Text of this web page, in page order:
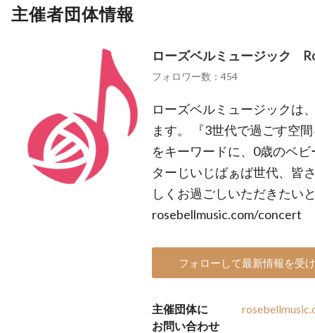
主催者団体情報
ローズベルミュージック
フォロワー数：454
ローズベルミュージックは
ます。 『3世代で過ごす空
をキーワードに、0歳のベ
ターじいじばぁば世代、皆
しくお過ごしいただきた
rosebellmusic.com/concert
フォローして最新情報を受
主催団体に
お問い合わせ